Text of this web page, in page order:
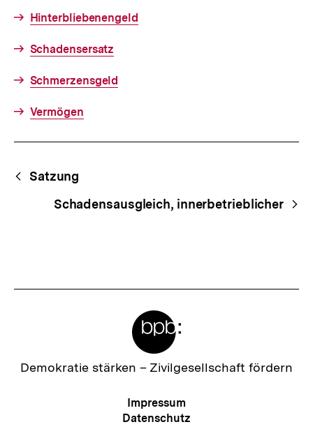
Hinterbliebenengeld
Schadensersatz
Schmerzensgeld
Vermögen
Begriffsnavigation
Content-
Navigation
Satzung
Schadensausgleich, innerbetrieblicher
Zur
Demokratie stärken – Zivilgesellschaft fördern
Meta-
Navigation
Impressum
Datenschutz